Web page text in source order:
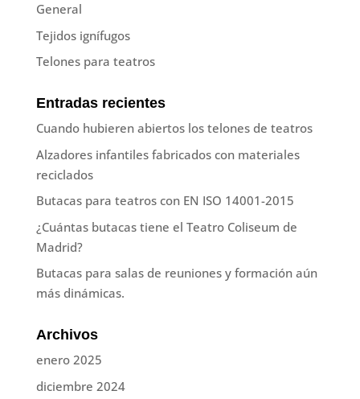
General
Tejidos ignífugos
Telones para teatros
Entradas recientes
Cuando hubieren abiertos los telones de teatros
Alzadores infantiles fabricados con materiales
reciclados
Butacas para teatros con EN ISO 14001-2015
¿Cuántas butacas tiene el Teatro Coliseum de
Madrid?
Butacas para salas de reuniones y formación aún
más dinámicas.
Archivos
enero 2025
diciembre 2024